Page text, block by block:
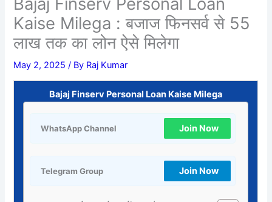
Kaise Milega : बजाज फिनसर्व से 55
लाख तक का लोन ऐसे मिलेगा
May 2, 2025/ By Raj Kumar
Bajaj Finserv Personal Loan Kaise Milega
WhatsApp Channel Join Now
Telegram Group Join Now